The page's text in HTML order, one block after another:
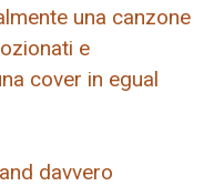
una canzone
e
cover in egual
davvero